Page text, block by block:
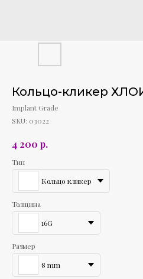
Кольцо-кликер
Implant Grade
SKU: 03022
4 200 р.
Тип
Кольцо кликер
Толщина
16G
Размер
8 mm